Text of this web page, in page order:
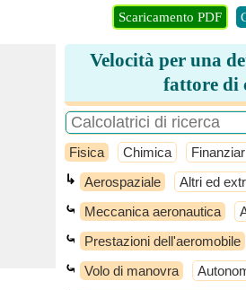
Scaricamento PDF
Velocità per una
fattore di
Fisica Chimica
↳ Aerospaziale Altri ed
⤿ Meccanica aeronautica
⤿ Prestazioni dell'aeromobile
⤿ Volo di manovra